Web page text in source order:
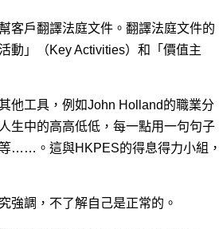
客戶翻譯法庭文件。翻譯法庭文件的
動」（Key Activities）和「價值主
他工具，例如John Holland的職業分
生中的高高低低，每一點用一句句子
……。這與HKPES的得息得力小組，
強調，不了解自己是正常的。